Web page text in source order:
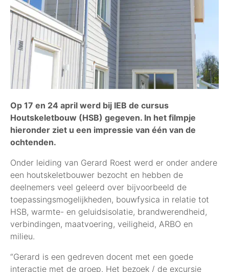
Op 17 en 24 april werd bij IEB de cursus
Houtskeletbouw (HSB) gegeven. In het filmpje
hieronder ziet u een impressie van één van de
ochtenden.
Onder leiding van Gerard Roest werd er onder andere
een houtskeletbouwer bezocht en hebben de
deelnemers veel geleerd over bijvoorbeeld de
toepassingsmogelijkheden, bouwfysica in relatie tot
HSB, warmte- en geluidsisolatie, brandwerendheid,
verbindingen, maatvoering, veiligheid, ARBO en
milieu.
“Gerard is een gedreven docent met een goede
interactie met de groep. Het bezoek / de excursie